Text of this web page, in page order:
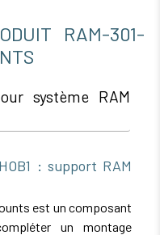
RAM-301-
système RAM
: support RAM
est un composant
un montage